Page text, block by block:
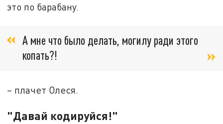
это по барабану.
А мне что было делать, могилу ради этого
копать?!
– плачет Олеся.
"Давай кодируйся!"